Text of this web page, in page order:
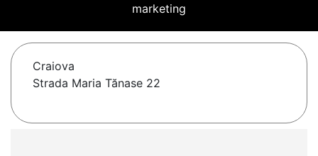
marketing
Craiova
Strada Maria Tănase 22